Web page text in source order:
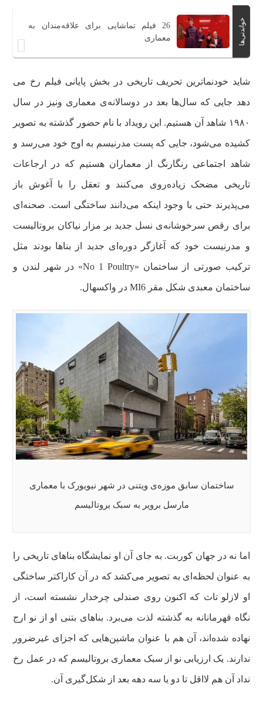
خواندنی‌ها
26 فیلم تماشایی برای علاقه‌مندان به
معماری
شاید خودنماترین تحریف تاریخی در بخش پایانی فیلم رخ می
دهد جایی که سال‌ها بعد در دوسالانه‌ی معماری ونیز در سال
۱۹۸۰ شاهد آن هستیم. این رویداد با نام حضور گذشته به تصویر
کشیده می‌شود، جایی که پست مدرنیسم به اوج خود می‌رسد و
شاهد اجتماعی رنگارنگ از معماران هستیم که در ارجاعات
تاریخی مضحک زیاده‌روی می‌کنند و تعقل را با آغوش باز
می‌پذیرند حتی با وجود اینکه می‌دانند ساختگی است. صحنه‌ای
برای رقص سرخوشانه‌ی نسل جدید بر مزار نیاکان بروتالیست
و مدرنیست خود که آغازگر دوره‌ای جدید از بناها بودند مثل
ترکیب صورتی از ساختمان «No 1 Poultry» در شهر لندن و
ساختمان معبدی شکل مقر MI6 در واکسهال.
ساختمان سابق موزه‌ی ویتنی در شهر نیویورک با معماری
مارسل برویر به سبک بروتالیسم
اما نه در جهان کوربت. به جای آن او نمایشگاه بناهای تاریخی را
به عنوان لحظه‌ای به تصویر می‌کشد که در آن کاراکتر ساختگی
او لازلو تاث که اکنون روی صندلی چرخدار نشسته است، از
نگاه قهرمانانه‌ به گذشته لذت می‌برد. بناهای بتنی او از نو ارج
نهاده شده‌اند، آن هم با عنوان ماشین‌هایی که اجزای غیرضرور
ندارند. یک ارزیابی نو از سبک معماری بروتالیسم که در عمل رخ
نداد آن هم لااقل تا دو یا سه دهه بعد از شکل‌گیری آن.